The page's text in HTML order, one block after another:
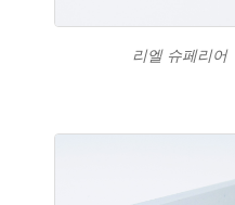
리엘 슈페리어